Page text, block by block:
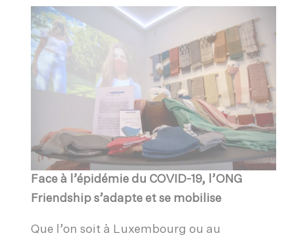
Face à l’épidémie du COVID-19, l’ONG
Friendship s’adapte et se mobilise
Que l’on soit à Luxembourg ou au